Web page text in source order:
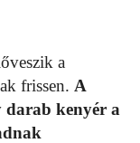
a
frissen. A
darab kenyér a